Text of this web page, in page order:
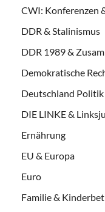
CWI: Konferenzen
DDR & Stalinismus
DDR 1989 &
Demokratische
Deutschland Politik
DIE LINKE &
Ernährung
EU & Europa
Euro
Familie &